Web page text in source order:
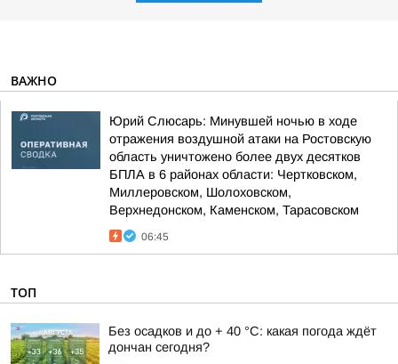
ВАЖНО
Юрий Слюсарь: Минувшей ночью в ходе
отражения воздушной атаки на Ростовскую
область уничтожено более двух десятков
БПЛА в 6 районах области: Чертковском,
Миллеровском, Шолоховском,
Верхнедонском, Каменском, Тарасовском
06:45
ТОП
Без осадков и до + 40 °С: какая погода ждёт
дончан сегодня?